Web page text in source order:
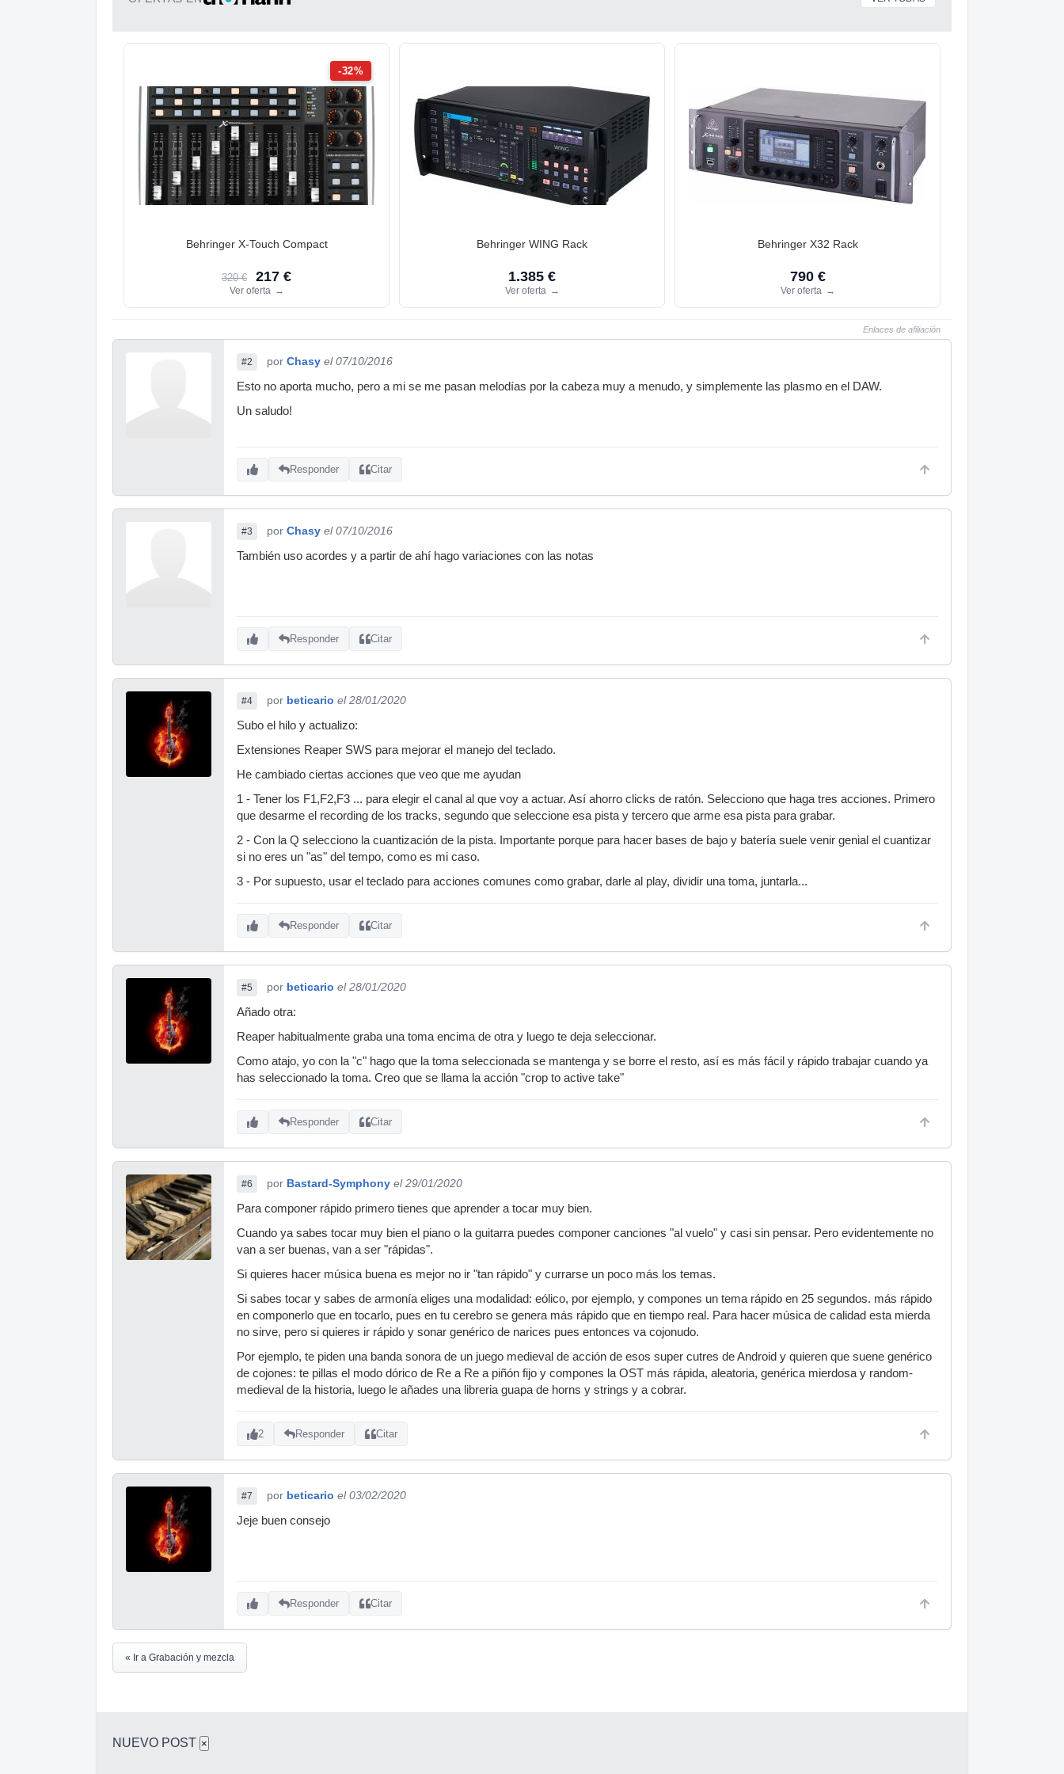
-32%
Behringer X-Touch Compact
320 € 217 €
Ver oferta →
Behringer WING Rack
1.385 €
Ver oferta →
Behringer X32 Rack
790 €
Ver oferta →
Enlaces de afiliación
#2 por Chasy el 07/10/2016
Esto no aporta mucho, pero a mi se me pasan melodías por la cabeza muy a menudo, y simplemente las plasmo en el DAW.
Un saludo!
Responder Citar
#3 por Chasy el 07/10/2016
También uso acordes y a partir de ahí hago variaciones con las notas
Responder Citar
#4 por beticario el 28/01/2020
Subo el hilo y actualizo:
Extensiones Reaper SWS para mejorar el manejo del teclado.
He cambiado ciertas acciones que veo que me ayudan
1 - Tener los F1,F2,F3 ... para elegir el canal al que voy a actuar. Así ahorro clicks de ratón. Selecciono que haga tres acciones. Primero
que desarme el recording de los tracks, segundo que seleccione esa pista y tercero que arme esa pista para grabar.
2 - Con la Q selecciono la cuantización de la pista. Importante porque para hacer bases de bajo y batería suele venir genial el cuantizar
si no eres un "as" del tempo, como es mi caso.
3 - Por supuesto, usar el teclado para acciones comunes como grabar, darle al play, dividir una toma, juntarla...
Responder Citar
#5 por beticario el 28/01/2020
Añado otra:
Reaper habitualmente graba una toma encima de otra y luego te deja seleccionar.
Como atajo, yo con la "c" hago que la toma seleccionada se mantenga y se borre el resto, así es más fácil y rápido trabajar cuando ya
has seleccionado la toma. Creo que se llama la acción "crop to active take"
Responder Citar
#6 por Bastard-Symphony el 29/01/2020
Para componer rápido primero tienes que aprender a tocar muy bien.
Cuando ya sabes tocar muy bien el piano o la guitarra puedes componer canciones "al vuelo" y casi sin pensar. Pero evidentemente no
van a ser buenas, van a ser "rápidas".
Si quieres hacer música buena es mejor no ir "tan rápido" y currarse un poco más los temas.
Si sabes tocar y sabes de armonía eliges una modalidad: eólico, por ejemplo, y compones un tema rápido en 25 segundos. más rápido
en componerlo que en tocarlo, pues en tu cerebro se genera más rápido que en tiempo real. Para hacer música de calidad esta mierda
no sirve, pero si quieres ir rápido y sonar genérico de narices pues entonces va cojonudo.
Por ejemplo, te piden una banda sonora de un juego medieval de acción de esos super cutres de Android y quieren que suene genérico
de cojones: te pillas el modo dórico de Re a Re a piñón fijo y compones la OST más rápida, aleatoria, genérica mierdosa y random-
medieval de la historia, luego le añades una libreria guapa de horns y strings y a cobrar.
2 Responder Citar
#7 por beticario el 03/02/2020
Jeje buen consejo
Responder Citar
« Ir a Grabación y mezcla
NUEVO POST ×